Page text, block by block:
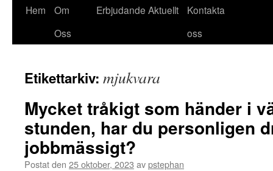
Hem
Om
Oss
Erbjudande Aktuellt
Kontakta
oss
Etikettarkiv: mjukvara
Mycket tråkigt som händer i
stunden, har du personligen
jobbmässigt?
Postat den 25 oktober, 2023 avpstephan